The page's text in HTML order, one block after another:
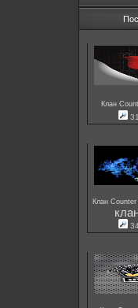
Клан
Клан